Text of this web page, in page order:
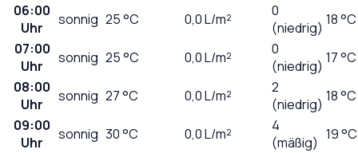
06:00
Uhr
sonnig 25°C 0,0L/m²
0
(niedrig) 18 °C
07:00
Uhr
sonnig 25°C 0,0L/m²
0
(niedrig) 17 °C
08:00
Uhr
sonnig 27°C 0,0L/m²
2
(niedrig) 18 °C
09:00
Uhr
sonnig 30°C 0,0L/m²
4
(mäßig) 19 °C